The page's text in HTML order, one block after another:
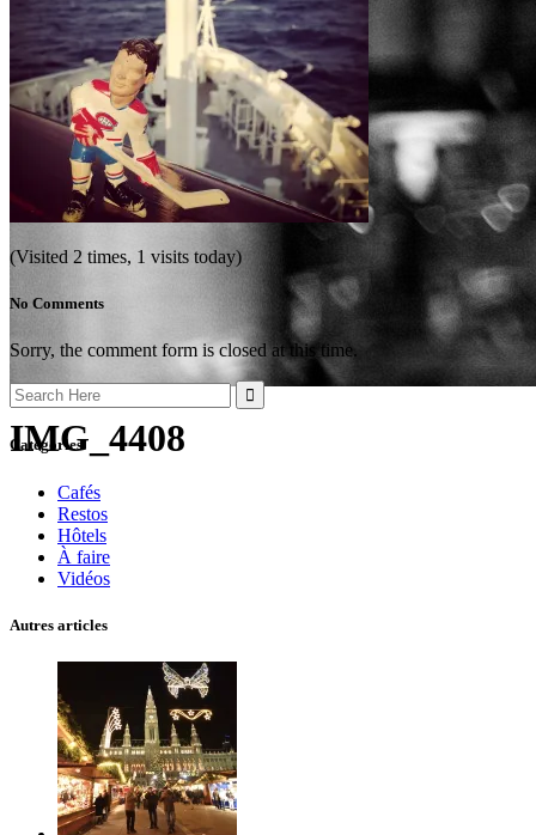
IMG_4408
(Visited 2 times, 1 visits today)
No Comments
Sorry, the comment form is closed at this time.
Search
for:
Catégories
Cafés
Restos
Hôtels
À faire
Vidéos
Autres articles